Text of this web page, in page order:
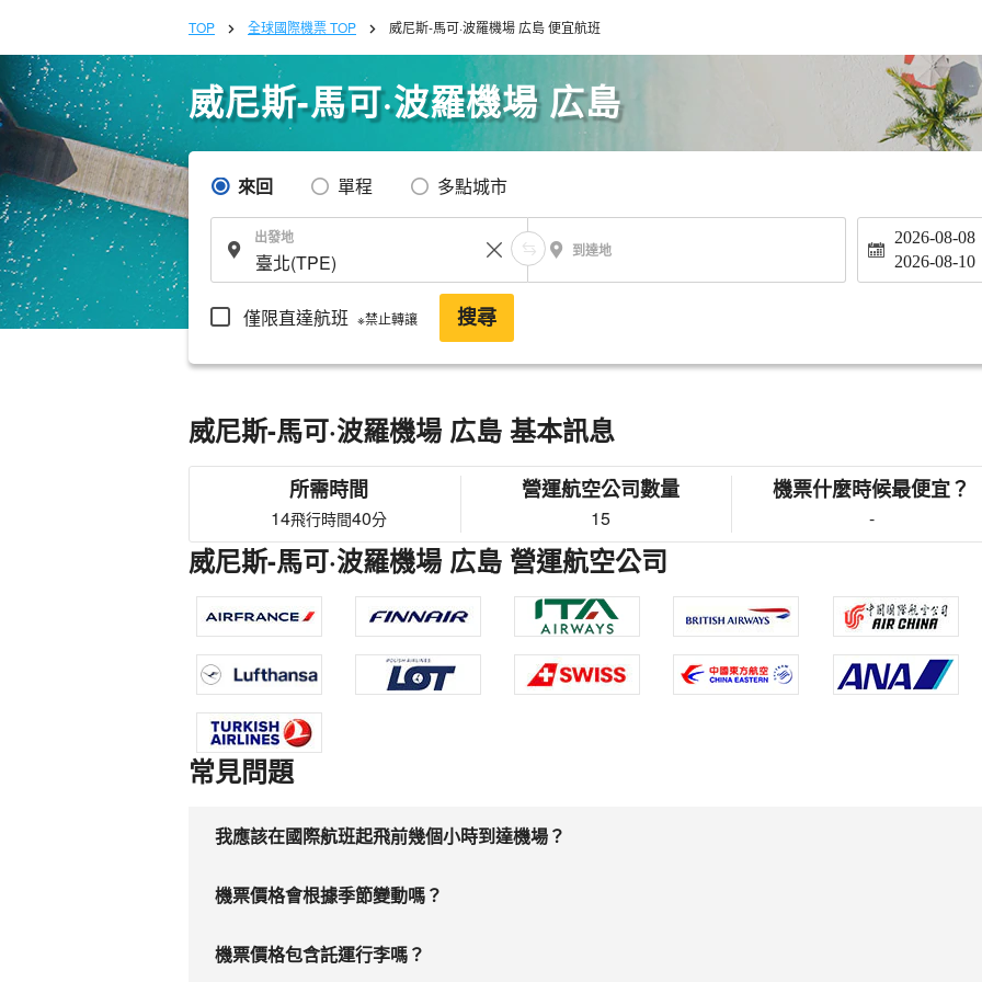
TOP 全球國際機票 TOP 威尼斯-馬可·波羅機場 広島 便宜航班
威尼斯-馬可·波羅機場 広島
來回 單程 多點城市
出發地
到達地
2026-08-08
2026-08-10
僅限直達航班 ※禁止轉讓 搜尋
威尼斯-馬可·波羅機場 広島 基本訊息
所需時間
14飛行時間40分
營運航空公司數量
15
機票什麼時候最便宜？
-
威尼斯-馬可·波羅機場 広島 營運航空公司
常見問題
我應該在國際航班起飛前幾個小時到達機場？
機票價格會根據季節變動嗎？
機票價格包含託運行李嗎？